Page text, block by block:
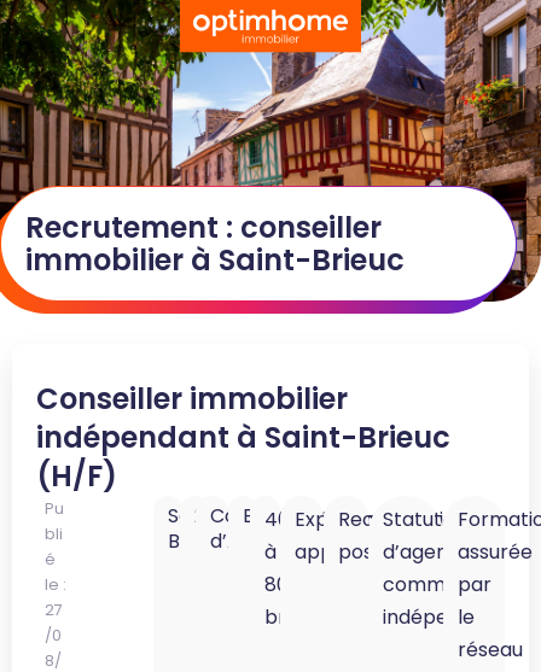
Recrutement : conseiller
immobilier à Saint-Brieuc
Conseiller immobilier
indépendant à Saint-Brieuc
(H/F)
Pu
bli
é
le :
27
/0
8/
Saint-
Brieuc
22000
Côtes-
d’Armor
Bretagne
40K
à
80K
brut
Expérience
appréciée
Reconversion
possible
Statut
d’agent
commercial
indépendant
assurée
par
le
réseau